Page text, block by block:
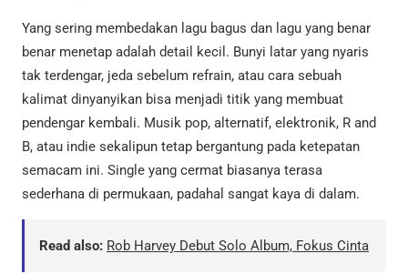
Yang sering membedakan lagu bagus dan lagu yang benar
benar menetap adalah detail kecil. Bunyi latar yang nyaris
tak terdengar, jeda sebelum refrain, atau cara sebuah
kalimat dinyanyikan bisa menjadi titik yang membuat
pendengar kembali. Musik pop, alternatif, elektronik, R and
B, atau indie sekalipun tetap bergantung pada ketepatan
semacam ini. Single yang cermat biasanya terasa
sederhana di permukaan, padahal sangat kaya di dalam.
Read also: Rob Harvey Debut Solo Album, Fokus Cinta